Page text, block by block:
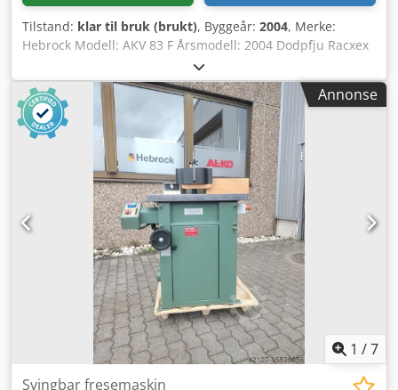
Tilstand: klar til bruk (brukt), Byggeår: 2004, Merke:
Hebrock Modell: AKV 83 F Årsmodell: 2004 Dodpfju Racxex
Aixjkr Maskinnummer: 10759 Tekniske data: Emnetykkelse:
fra 10 til 50 mm Matinghastighet: 3 - 4 m/min Elektrisk
tilkobling: 220/380 Volt, 50 Hz. Effekt: 3 kW Mål: 1750 x 800
x 1250 mm (komplett) Vekt: ca. 95 kg. Oppvarming: 3 kW,
trinnløs elektronisk temperaturregulering, 0 - 650 °C
Motor: 3,5 kW Lager nr.: 2002311BXA
Annonse
1 /7
Svingbar fresemaskin